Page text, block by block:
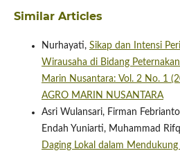
Similar Articles
Nurhayati, Sikap dan Intensi
Wirausaha di Bidang Peternakan
Marin Nusantara: Vol. 2 No. 1
AGRO MARIN NUSANTARA
Asri Wulansari, Firman
Endah Yuniarti, Muhammad
Daging Lokal dalam